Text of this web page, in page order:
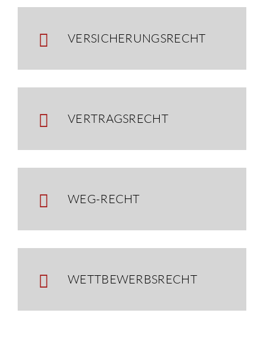
VERSICHERUNGSRECHT
VERTRAGSRECHT
WEG-RECHT
WETTBEWERBSRECHT